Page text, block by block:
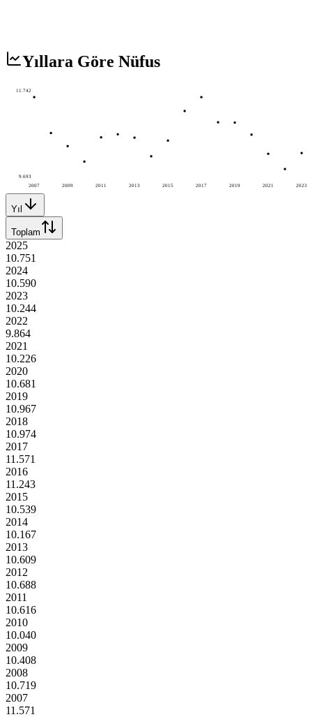
Yıllara Göre Nüfus
2007 2009 2011 2013 2015 2017 2019 2021 2023
11.742
9.693
Yıl
Toplam
2025
10.751
2024
10.590
2023
10.244
2022
9.864
2021
10.226
2020
10.681
2019
10.967
2018
10.974
2017
11.571
2016
11.243
2015
10.539
2014
10.167
2013
10.609
2012
10.688
2011
10.616
2010
10.040
2009
10.408
2008
10.719
2007
11.571